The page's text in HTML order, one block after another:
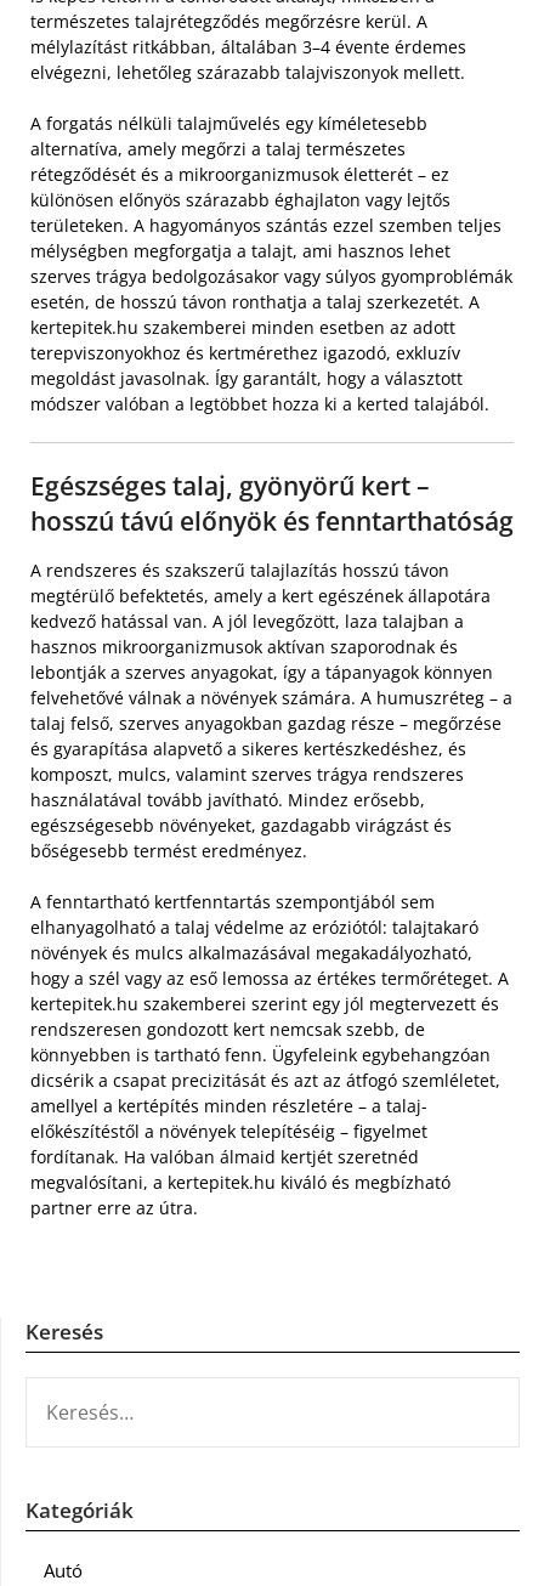
természetes talajrétegződés megőrzésre kerül. A
mélylazítást ritkábban, általában 3–4 évente érdemes
elvégezni, lehetőleg szárazabb talajviszonyok mellett.
A forgatás nélküli talajművelés egy kíméletesebb
alternatíva, amely megőrzi a talaj természetes
rétegződését és a mikroorganizmusok életterét – ez
különösen előnyös szárazabb éghajlaton vagy lejtős
területeken. A hagyományos szántás ezzel szemben teljes
mélységben megforgatja a talajt, ami hasznos lehet
szerves trágya bedolgozásakor vagy súlyos gyomproblémák
esetén, de hosszú távon ronthatja a talaj szerkezetét. A
kertepitek.hu szakemberei minden esetben az adott
terepviszonyokhoz és kertmérethez igazodó, exkluzív
megoldást javasolnak. Így garantált, hogy a választott
módszer valóban a legtöbbet hozza ki a kerted talajából.
Egészséges talaj, gyönyörű kert –
hosszú távú előnyök és fenntarthatóság
A rendszeres és szakszerű talajlazítás hosszú távon
megtérülő befektetés, amely a kert egészének állapotára
kedvező hatással van. A jól levegőzött, laza talajban a
hasznos mikroorganizmusok aktívan szaporodnak és
lebontják a szerves anyagokat, így a tápanyagok könnyen
felvehetővé válnak a növények számára. A humuszréteg – a
talaj felső, szerves anyagokban gazdag része – megőrzése
és gyarapítása alapvető a sikeres kertészkedéshez, és
komposzt, mulcs, valamint szerves trágya rendszeres
használatával tovább javítható. Mindez erősebb,
egészségesebb növényeket, gazdagabb virágzást és
bőségesebb termést eredményez.
A fenntartható kertfenntartás szempontjából sem
elhanyagolható a talaj védelme az eróziótól: talajtakaró
növények és mulcs alkalmazásával megakadályozható,
hogy a szél vagy az eső lemossa az értékes termőréteget. A
kertepitek.hu szakemberei szerint egy jól megtervezett és
rendszeresen gondozott kert nemcsak szebb, de
könnyebben is tartható fenn. Ügyfeleink egybehangzóan
dicsérik a csapat precizitását és azt az átfogó szemléletet,
amellyel a kertépítés minden részletére – a talaj-
előkészítéstől a növények telepítéséig – figyelmet
fordítanak. Ha valóban álmaid kertjét szeretnéd
megvalósítani, a kertepitek.hu kiváló és megbízható
partner erre az útra.
Keresés
Kategóriák
Autó